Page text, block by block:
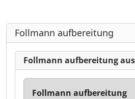
Follmann aufbereitung
Follmann aufbereitung
Follmann aufbereitung